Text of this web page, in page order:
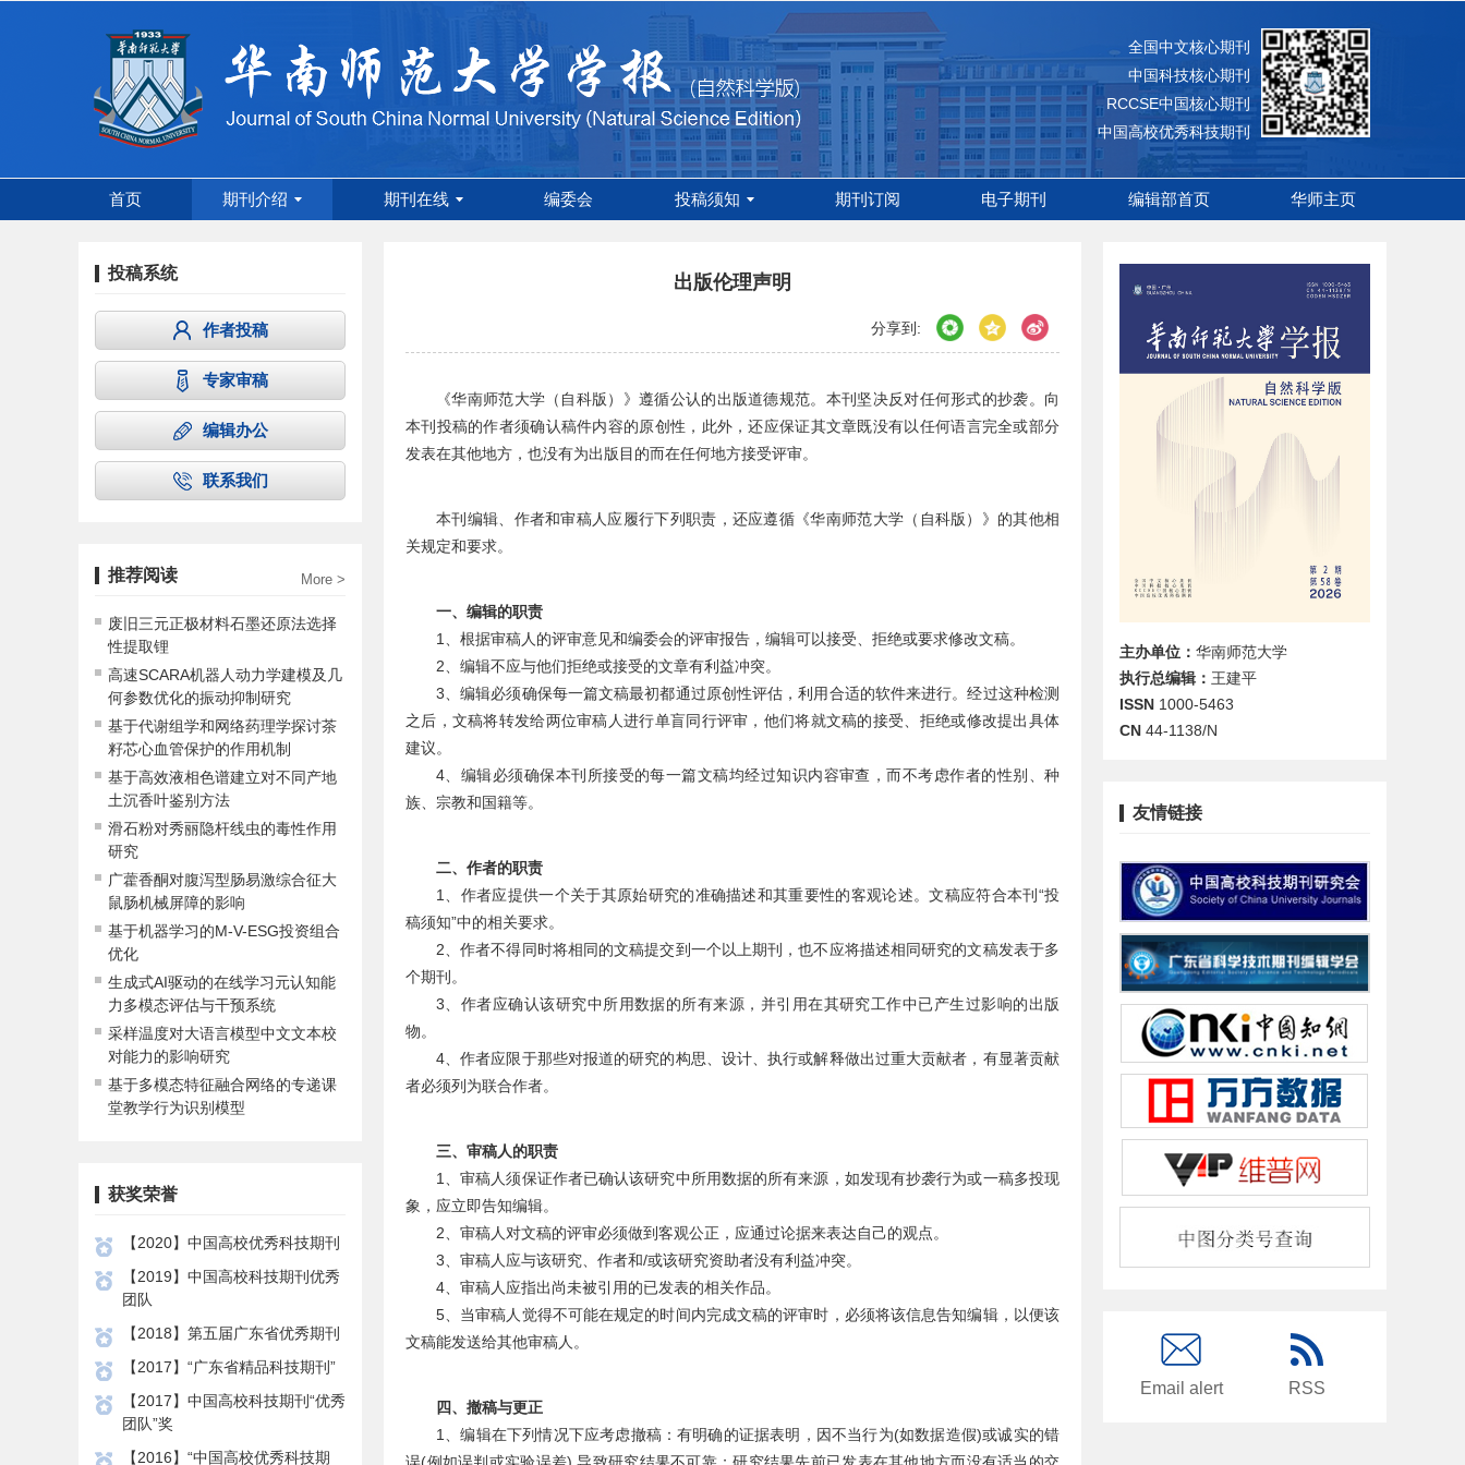
全国中文核心期刊
中国科技核心期刊
RCCSE中国核心期刊
中国高校优秀科技期刊
首页 期刊介绍 期刊在线 编委会 投稿须知 期刊订阅 电子期刊 编辑部首页 华师主页
投稿系统
作者投稿
专家审稿
编辑办公
联系我们
推荐阅读 More >
废旧三元正极材料石墨还原法选择
性提取锂
高速SCARA机器人动力学建模及几
何参数优化的振动抑制研究
基于代谢组学和网络药理学探讨茶
籽芯心血管保护的作用机制
基于高效液相色谱建立对不同产地
土沉香叶鉴别方法
滑石粉对秀丽隐杆线虫的毒性作用
研究
广藿香酮对腹泻型肠易激综合征大
鼠肠机械屏障的影响
基于机器学习的M-V-ESG投资组合
优化
生成式AI驱动的在线学习元认知能
力多模态评估与干预系统
采样温度对大语言模型中文文本校
对能力的影响研究
基于多模态特征融合网络的专递课
堂教学行为识别模型
获奖荣誉
【2020】中国高校优秀科技期刊
【2019】中国高校科技期刊优秀
团队
【2018】第五届广东省优秀期刊
【2017】“广东省精品科技期刊”
【2017】中国高校科技期刊“优秀
团队”奖
【2016】“中国高校优秀科技期
出版伦理声明
分享到:
《华南师范大学（自科版）》遵循公认的出版道德规范。本刊坚决反对任何形式的抄袭。向
本刊投稿的作者须确认稿件内容的原创性，此外，还应保证其文章既没有以任何语言完全或部分
发表在其他地方，也没有为出版目的而在任何地方接受评审。
本刊编辑、作者和审稿人应履行下列职责，还应遵循 《华南师范大学（自科版）》 的其他相
关规定和要求。
一、编辑的职责
1、根据审稿人的评审意见和编委会的评审报告，编辑可以接受、拒绝或要求修改文稿。
2、编辑不应与他们拒绝或接受的文章有利益冲突。
3、编辑必须确保每一篇文稿最初都通过原创性评估，利用合适的软件来进行。经过这种检测
之后，文稿将转发给两位审稿人进行单盲同行评审，他们将就文稿的接受、拒绝或修改提出具体
建议。
4、编辑必须确保本刊所接受的每一篇文稿均经过知识内容审查，而不考虑作者的性别、种
族、宗教和国籍等。
二、作者的职责
1、作者应提供一个关于其原始研究的准确描述和其重要性的客观论述。文稿应符合本刊“投
稿须知”中的相关要求。
2、作者不得同时将相同的文稿提交到一个以上期刊，也不应将描述相同研究的文稿发表于多
个期刊。
3、作者应确认该研究中所用数据的所有来源，并引用在其研究工作中已产生过影响的出版
物。
4、作者应限于那些对报道的研究的构思、设计、执行或解释做出过重大贡献者，有显著贡献
者必须列为联合作者。
三、审稿人的职责
1、审稿人须保证作者已确认该研究中所用数据的所有来源，如发现有抄袭行为或一稿多投现
象，应立即告知编辑。
2、审稿人对文稿的评审必须做到客观公正，应通过论据来表达自己的观点。
3、审稿人应与该研究、作者和/或该研究资助者没有利益冲突。
4、审稿人应指出尚未被引用的已发表的相关作品。
5、当审稿人觉得不可能在规定的时间内完成文稿的评审时，必须将该信息告知编辑，以便该
文稿能发送给其他审稿人。
四、撤稿与更正
1、编辑在下列情况下应考虑撤稿：有明确的证据表明，因不当行为(如数据造假)或诚实的错
主办单位： 华南师范大学
执行总编辑： 王建平
ISSN1000-5463
CN44-1138/N
友情链接
Email alert RSS